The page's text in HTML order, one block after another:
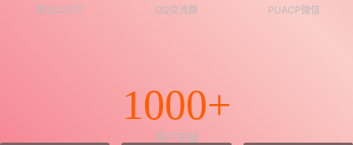
微信公众号 QQ交流群 PUACP微信
1000+
用户突破